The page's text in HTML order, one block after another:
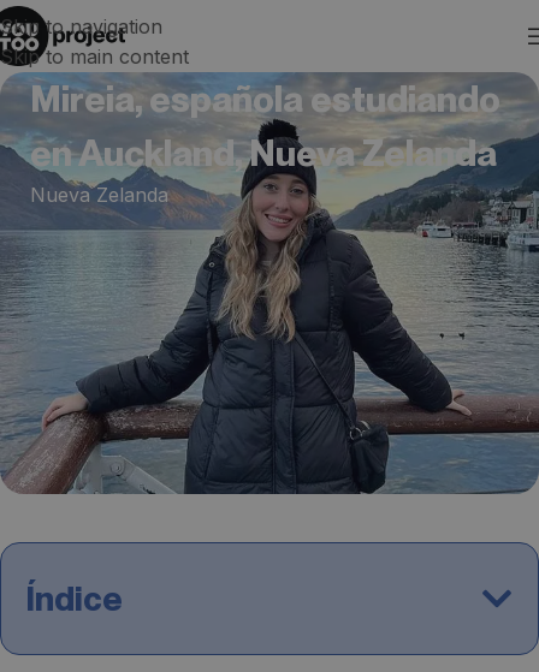
Skip to navigation
Skip to main content
Mireia, española estudiando
en Auckland, Nueva Zelanda
Nueva Zelanda
Índice